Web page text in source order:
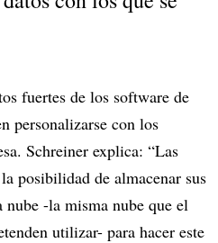
fuertes de los software de
personalizarse con los
Schreiner explica: “Las
posibilidad de almacenar sus
nube -la misma nube que el
utilizar- para hacer este